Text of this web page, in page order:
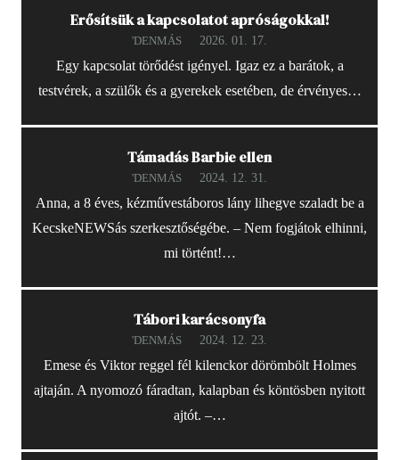
Erősítsük a kapcsolatot apróságokkal!
'DENMÁS 2026. 01. 17.
Egy kapcsolat törődést igényel. Igaz ez a barátok, a
testvérek, a szülők és a gyerekek esetében, de érvényes…
Támadás Barbie ellen
'DENMÁS 2024. 12. 31.
Anna, a 8 éves, kézművestáboros lány lihegve szaladt be a
KecskeNEWSás szerkesztőségébe. – Nem fogjátok elhinni,
mi történt!…
Tábori karácsonyfa
'DENMÁS 2024. 12. 23.
Emese és Viktor reggel fél kilenckor dörömbölt Holmes
ajtaján. A nyomozó fáradtan, kalapban és köntösben nyitott
ajtót. –…